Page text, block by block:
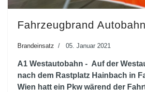
Fahrzeugbrand Autobahn
Brandeinsatz 05. Januar 2021
A1 Westautobahn - Auf der
nach dem Rastplatz Hainbach in
Wien hatt ein Pkw wärend der